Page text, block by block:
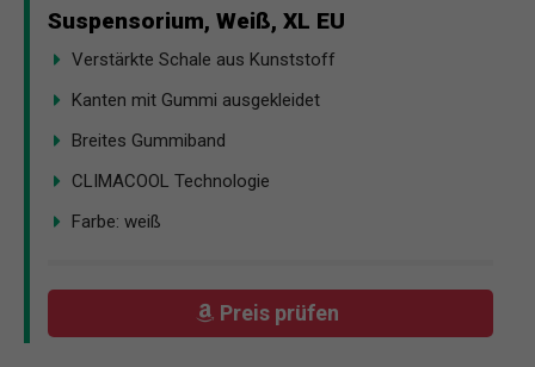
Suspensorium, Weiß, XL EU
Verstärkte Schale aus Kunststoff
Kanten mit Gummi ausgekleidet
Breites Gummiband
CLIMACOOL Technologie
Farbe: weiß
Preis prüfen